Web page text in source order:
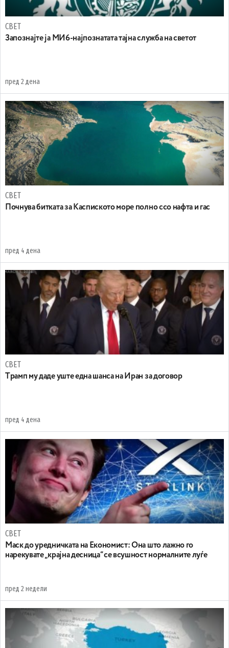
СВЕТ
Запознајте ја МИ6-најпознатата тајна служба на светот
пред 2 дена
СВЕТ
Почнува битката за Каспиското море полно ссо нафта и гас
пред 4 дена
СВЕТ
Tрамп му даде уште една шанса на Иран за договор
пред 4 дена
СВЕТ
Маск до уредничката на Економист: Она што лажно го
нарекувате „крајна десница“ се всушност нормалните луѓе
пред 2 недели